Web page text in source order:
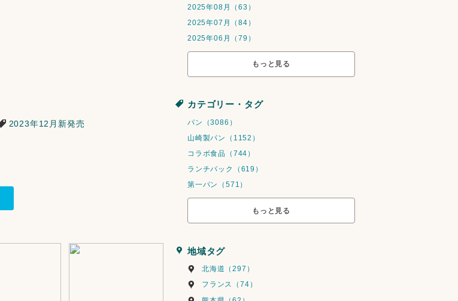
2023年12月新発売
2025年08月（63）
2025年07月（84）
2025年06月（79）
もっと見る
カテゴリー・タグ
パン（3086）
山崎製パン（1152）
コラボ食品（744）
ランチパック（619）
第一パン（571）
もっと見る
地域タグ
北海道（297）
フランス（74）